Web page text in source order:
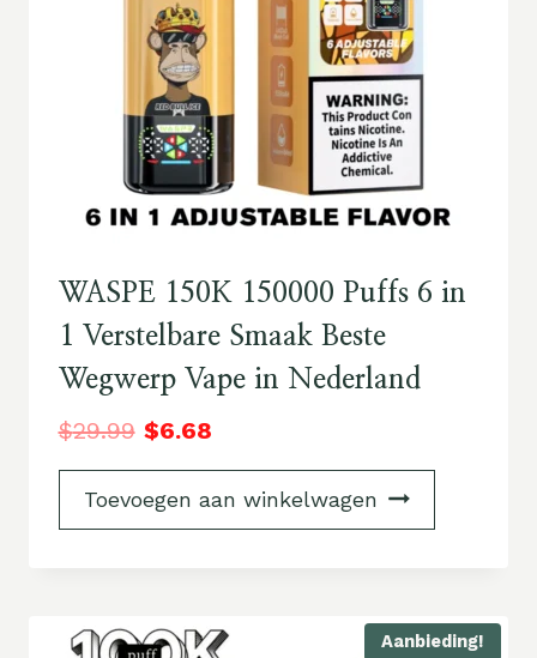
WASPE 150K 150000 Puffs 6 in
1 Verstelbare Smaak Beste
Wegwerp Vape in Nederland
$29.99 $6.68
Toevoegen aan winkelwagen
Aanbieding!